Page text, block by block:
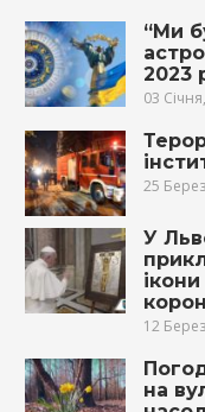
“Ми
2023
03
25
У
12
на